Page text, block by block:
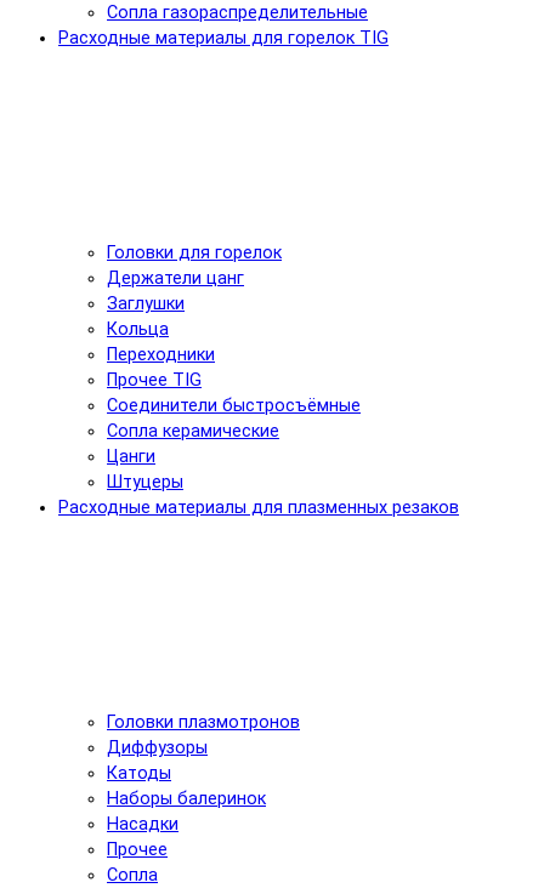
Сопла газораспределительные
Расходные материалы для горелок TIG
Головки для горелок
Держатели цанг
Заглушки
Кольца
Переходники
Прочее TIG
Соединители быстросъёмные
Сопла керамические
Цанги
Штуцеры
Расходные материалы для плазменных резаков
Головки плазмотронов
Диффузоры
Катоды
Наборы балеринок
Насадки
Прочее
Сопла